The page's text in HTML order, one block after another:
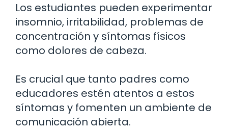
Los estudiantes pueden experimentar
insomnio, irritabilidad, problemas de
concentración y síntomas físicos
como dolores de cabeza.
Es crucial que tanto padres como
educadores estén atentos a estos
síntomas y fomenten un ambiente de
comunicación abierta.